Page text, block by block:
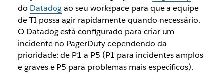
do Datadogao seu workspace para que a equipe
de TI possa agir rapidamente quando necessário.
O Datadog está configurado para criar um
incidente no PagerDuty dependendo da
prioridade: de P1 a P5 (P1 para incidentes amplos
e graves e P5 para problemas mais específicos).